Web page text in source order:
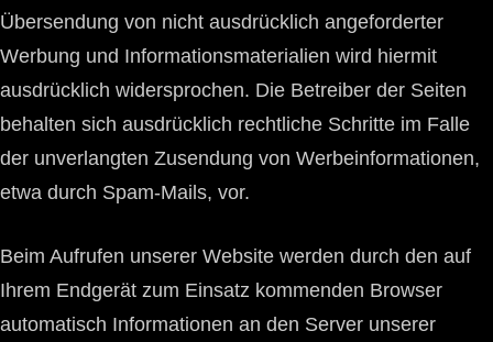
Übersendung von nicht ausdrücklich angeforderter
Werbung und Informationsmaterialien wird hiermit
ausdrücklich widersprochen. Die Betreiber der Seiten
behalten sich ausdrücklich rechtliche Schritte im Falle
der unverlangten Zusendung von Werbeinformationen,
etwa durch Spam-Mails, vor.
Beim Aufrufen unserer Website werden durch den auf
Ihrem Endgerät zum Einsatz kommenden Browser
automatisch Informationen an den Server unserer